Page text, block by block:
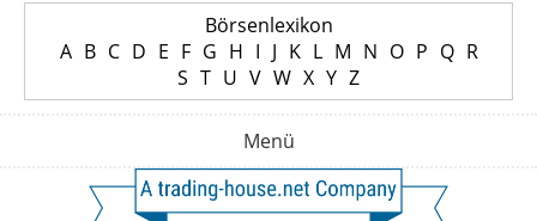
Börsenlexikon
A B C D E F G H I J K L M N O P Q R
S T U V W X Y Z
Menü